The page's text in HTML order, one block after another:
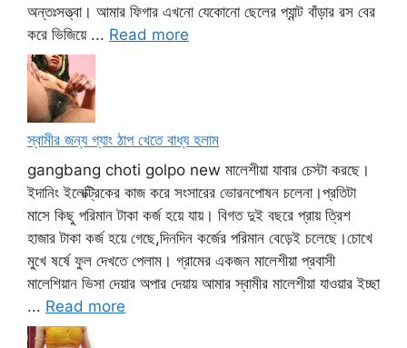
অন্তঃসত্ত্বা। আমার ফিগার এখনো যেকোনো ছেলের প্যান্ট বাঁড়ার রস বের
করে ভিজিয়ে ... Read more
স্বামীর জন্য গ্যাং ঠাপ খেতে বাধ্য হলাম
gangbang choti golpo new মালেশীয়া যাবার চেস্টা করছে।
ইদানিং ইলেক্ট্রিকের কাজ করে সংসারের ভোরনপোষন চলেনা।প্রতিটা
মাসে কিছু পরিমান টাকা কর্জ হয়ে যায়। বিগত দুই বছরে প্রায় ত্রিশ
হাজার টাকা কর্জ হয়ে গেছে,দিনদিন কর্জের পরিমান বেড়েই চলেছে।চোখে
মুখে ষর্ষে ফুল দেখতে পেলাম। গ্রামের একজন মালেশীয়া প্রবাসী
মালেশিয়ান ভিসা দেয়ার অপার দেয়ায় আমার স্বামীর মালেশীয়া যাওয়ার ইচ্ছা
... Read more